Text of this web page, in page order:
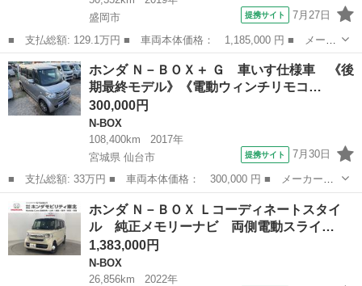
盛岡市
提携サイト 7月27日
■ 支払総額: 129.1万円 ■ 車両本体価格： 1,185,000 円 ■ メーカ
ー名： ホンダ ■ 車種名： Ｎ－ＢＯＸ ■ グレード名： Ｇ・Ｌ
ホンダセンシング 社外ナビ 社外アルミホイール シートヒータ
ー 両側電...
岩手 盛岡市 N-BOX
ホンダ Ｎ－ＢＯＸ＋ Ｇ 車いす仕様車 《後
期最終モデル》《電動ウィンチリモコ…
300,000円
N-BOX
108,400km
2017年
宮城県 仙台市
提携サイト 7月30日
■ 支払総額: 33万円 ■ 車両本体価格： 300,000 円 ■ メーカー
名： ホンダ ■ 車種名： Ｎ－ＢＯＸ＋ ■ グレード名： Ｇ 車
いす仕様車 《後期最終モデル》《電動ウィンチリモコン付き》《車
椅子仕様》《車検...
宮城 N-BOX
ホンダ Ｎ－ＢＯＸ Ｌコーディネートスタイ
ル 純正メモリーナビ 両側電動スライ…
1,383,000円
N-BOX
26,856km
2022年